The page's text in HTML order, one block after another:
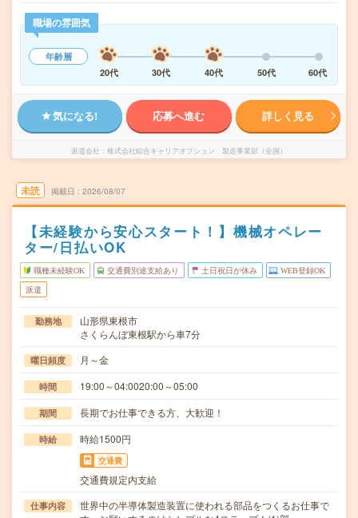
職場の雰囲気
年齢層
20代
30代 40代 50代 60代
気になる! 応募へ進む 詳しく見る
派遣会社 株式会社綜合キャリアオプション 製造事業部（全国）
未読 掲載日 2026/08/07
【未経験から安心スタート！】機械オペレー
ター/日払いOK
職種未経験OK 交通費別途支給あり 土日祝日が休み WEB登録OK
派遣
勤務地
山形県東根市
さくらんぼ東根駅から車7分
曜日頻度 月～金
時間 19:00～04:0020:00～05:00
期間 長期でお仕事できる方、大歓迎！
時給 時給1500円
交通費
交通費規定内支給
仕事内容
世界中の半導体製造装置に使われる部品をつくるお仕事で